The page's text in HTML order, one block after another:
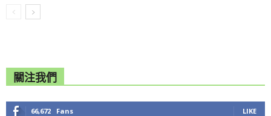
關注我們
66,672 Fans LIKE